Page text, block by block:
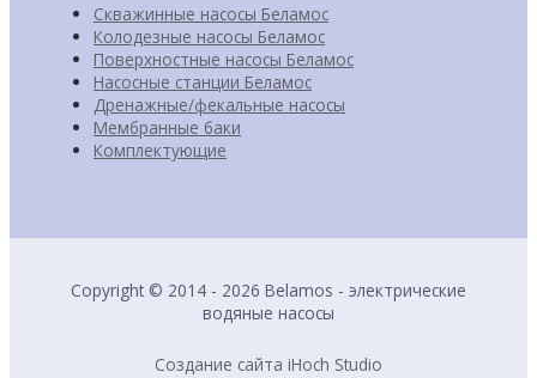
Скважинные насосы Беламос
Колодезные насосы Беламос
Поверхностные насосы Беламос
Насосные станции Беламос
Дренажные/фекальные насосы
Мембранные баки
Комплектующие
Copyright © 2014 - 2026 Belamos - электрические
водяные насосы
Создание сайта iHoch Studio